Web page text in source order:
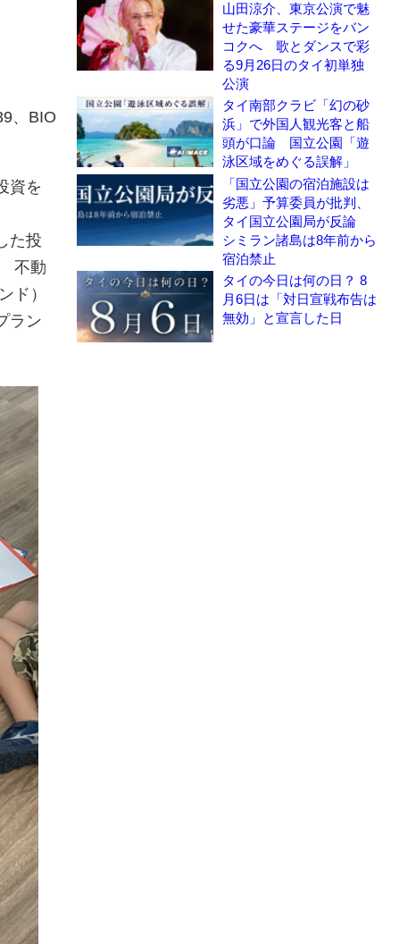
、BIO
資を
た投
不動
ド）
ラン
山田涼介、東京公演で魅
せた豪華ステージをバン
コクへ 歌とダンスで彩
る9月26日のタイ初単独
公演
タイ南部クラビ「幻の砂
浜」で外国人観光客と船
頭が口論 国立公園「遊
泳区域をめぐる誤解」
「国立公園の宿泊施設は
劣悪」予算委員が批判、
タイ国立公園局が反論
シミラン諸島は8年前から
宿泊禁止
タイの今日は何の日？ 8
月6日は「対日宣戦布告は
無効」と宣言した日